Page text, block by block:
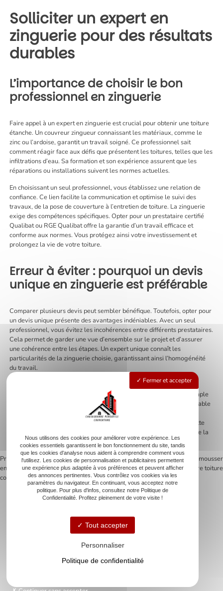
Solliciter un expert en
zinguerie pour des résultats
durables
L’importance de choisir le bon
professionnel en zinguerie
Faire appel à un expert en zinguerie est crucial pour obtenir une toiture
étanche. Un couvreur zingueur connaissant les matériaux, comme le
zinc ou l’ardoise, garantit un travail soigné. Ce professionnel sait
comment réagir face aux défis que présentent les toitures, telles que les
infiltrations d’eau. Sa formation et son expérience assurent que les
réparations ou installations suivent les normes actuelles.
En choisissant un seul professionnel, vous établissez une relation de
confiance. Ce lien facilite la communication et optimise le suivi des
travaux, de la pose de couverture à l’entretien de toiture. La zinguerie
exige des compétences spécifiques. Opter pour un prestataire certifié
Qualibat ou RGE Qualibat offre la garantie d’un travail efficace et
conforme aux normes. Vous protégez ainsi votre investissement et
prolongez la vie de votre toiture.
Erreur à éviter : pourquoi un devis
unique en zinguerie est préférable
Comparer plusieurs devis peut sembler bénéfique. Toutefois, opter pour
un devis unique présente des avantages indéniables. Avec un seul
professionnel, vous évitez les incohérences entre différents prestataires.
Cela permet de garder une vue d’ensemble sur le projet et d’assurer
une cohérence entre les étapes. Un expert unique connaît les
particularités de la zinguerie choisie, garantissant ainsi l’homogénéité
du travail.
Éviter la multitude de devis évite également les conflits de
responsabilité. En cas de problème, savoir qui contacter devient simple
et direct. Le couvreur zingueur reste l’interlocuteur unique, responsable
de l’ensemble du projet. Cette centralisation renforce le suivi et la
qualité du service rendu. La tranquillité d’esprit obtenue grâce à cette
approche dépasse largement l’intérêt des économies potentielles de la
multi-consultation.
Navigation
Previous:Comment choisir la meilleure
entreprise pour vos travaux de
couverture zinguerie
Next:Comment démousser
efficacement votre toiture
Accueil
Couverture
Zinguerie
Nettoyage de toiture
Fermer et accepter
Nous utilisons des cookies pour améliorer votre expérience. Les
cookies essentiels garantissent le bon fonctionnement du site, tandis
que les cookies d'analyse nous aident à comprendre comment vous
l'utilisez. Les cookies de personnalisation et publicitaires permettent
une expérience plus adaptée à vos préférences et peuvent afficher
des annonces pertinentes. Vous contrôlez vos cookies via les
paramètres du navigateur. En continuant, vous acceptez notre
politique. Pour plus d'infos, consultez notre Politique de
Confidentialité. Profitez pleinement de votre visite !
Tout accepter
Personnaliser
Politique de confidentialité